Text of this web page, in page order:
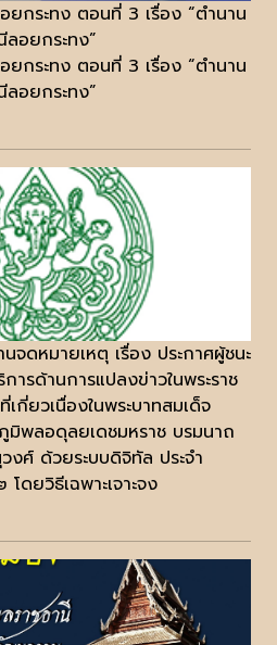
ยกระทง ตอนที่ 3 เรื่อง “ตำนาน
อยกระทง”
ยกระทง ตอนที่ 3 เรื่อง “ตำนาน
อยกระทง”
จดหมายเหตุ เรื่อง ประกาศผู้ชนะ
ารด้านการแปลงข่าวในพระราช
กี่ยวเนื่องในพระบาทสมเด็จ
มิพลอดุลยเดชมหราช บรมนาถ
งศ์ ด้วยระบบดิจิทัล ประจำ
ยวิธีเฉพาะเจาะจง